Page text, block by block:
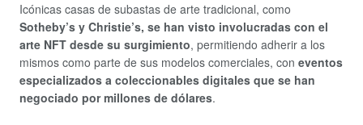
Icónicas casas de subastas de arte tradicional, como
Sotheby’s y Christie’s, se han visto involucradas con el
arte NFT desde su surgimiento, permitiendo adherir a los
mismos como parte de sus modelos comerciales, con eventos
especializados a coleccionables digitales que se han
negociado por millones de dólares.